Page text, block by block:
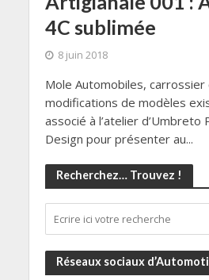
4C sublimée
8 juin 2018
Mole Automobiles, carrossier
modifications de modèles
associé à l’atelier d’Umbreto
Design pour présenter au...
Recherchez… Trouvez !
Réseaux sociaux